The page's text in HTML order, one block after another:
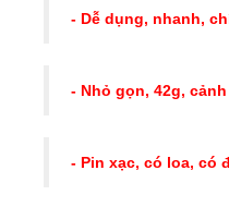
- Dễ dụng, nhanh,
- Nhỏ gọn, 42g,
- Pin xạc, có loa, có